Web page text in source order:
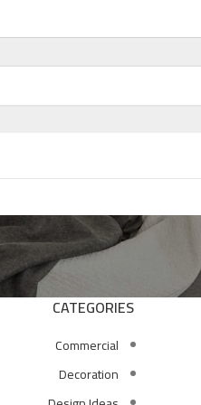
مرحاض
CATEGORIES
Commercial
Decoration